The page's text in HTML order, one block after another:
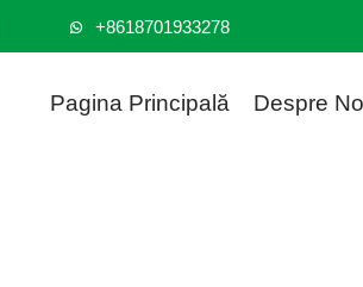
+8618701933278
Pagina Principală Despre